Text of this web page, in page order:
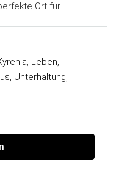
Ort für...
, Leben,
, Unterhaltung,